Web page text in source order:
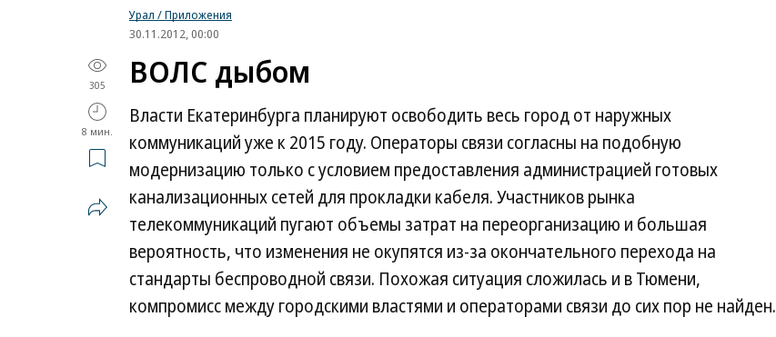
Урал / Приложения
30.11.2012, 00:00
305
8 мин.
ВОЛС дыбом
Власти Екатеринбурга планируют освободить весь город от наружных
коммуникаций уже к 2015 году. Операторы связи согласны на подобную
модернизацию только с условием предоставления администрацией готовых
канализационных сетей для прокладки кабеля. Участников рынка
телекоммуникаций пугают объемы затрат на переорганизацию и большая
вероятность, что изменения не окупятся из-за окончательного перехода на
стандарты беспроводной связи. Похожая ситуация сложилась и в Тюмени,
компромисс между городскими властями и операторами связи до сих пор не найден.